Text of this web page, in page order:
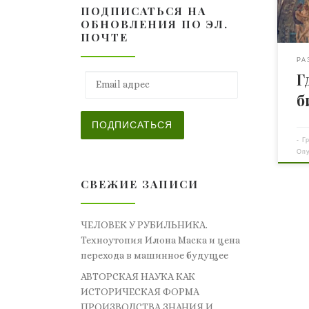
-
ПОДПИСАТЬСЯ НА
ОБНОВЛЕНИЯ ПО ЭЛ.
ПОЧТЕ
ПОДПИСАТЬСЯ
СВЕЖИЕ ЗАПИСИ
ЧЕЛОВЕК У РУБИЛЬНИКА.
Техноутопия Илона Маска и цена
перехода в машинное будущее
АВТОРСКАЯ НАУКА КАК
ИСТОРИЧЕСКАЯ ФОРМА